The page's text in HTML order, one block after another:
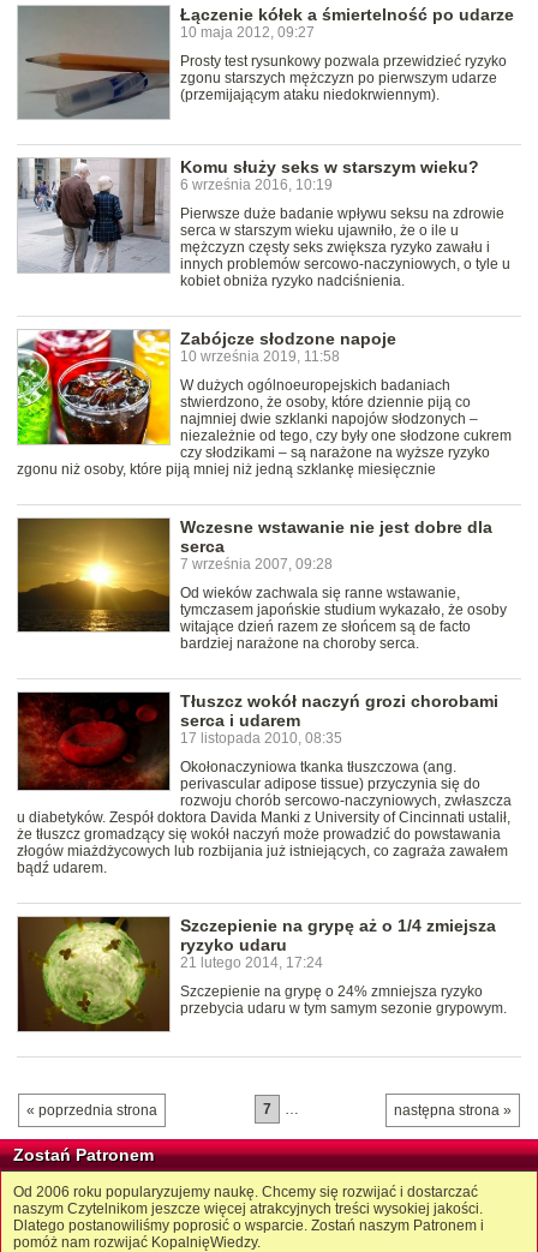
Łączenie kółek a śmiertelność po udarze
10 maja 2012, 09:27
Prosty test rysunkowy pozwala przewidzieć ryzyko
zgonu starszych mężczyzn po pierwszym udarze
(przemijającym ataku niedokrwiennym).
Komu służy seks w starszym wieku?
6 września 2016, 10:19
Pierwsze duże badanie wpływu seksu na zdrowie
serca w starszym wieku ujawniło, że o ile u
mężczyzn częsty seks zwiększa ryzyko zawału i
innych problemów sercowo-naczyniowych, o tyle u
kobiet obniża ryzyko nadciśnienia.
Zabójcze słodzone napoje
10 września 2019, 11:58
W dużych ogólnoeuropejskich badaniach
stwierdzono, że osoby, które dziennie piją co
najmniej dwie szklanki napojów słodzonych –
niezależnie od tego, czy były one słodzone cukrem
czy słodzikami – są narażone na wyższe ryzyko
zgonu niż osoby, które piją mniej niż jedną szklankę miesięcznie
Wczesne wstawanie nie jest dobre dla
serca
7 września 2007, 09:28
Od wieków zachwala się ranne wstawanie,
tymczasem japońskie studium wykazało, że osoby
witające dzień razem ze słońcem są de facto
bardziej narażone na choroby serca.
Tłuszcz wokół naczyń grozi chorobami
serca i udarem
17 listopada 2010, 08:35
Okołonaczyniowa tkanka tłuszczowa (ang.
perivascular adipose tissue) przyczynia się do
rozwoju chorób sercowo-naczyniowych, zwłaszcza
u diabetyków. Zespół doktora Davida Manki z University of Cincinnati ustalił,
że tłuszcz gromadzący się wokół naczyń może prowadzić do powstawania
złogów miażdżycowych lub rozbijania już istniejących, co zagraża zawałem
bądź udarem.
Szczepienie na grypę aż o 1/4 zmiejsza
ryzyko udaru
21 lutego 2014, 17:24
Szczepienie na grypę o 24% zmniejsza ryzyko
przebycia udaru w tym samym sezonie grypowym.
« poprzednia strona następna strona »
7
Zostań Patronem
Od 2006 roku popularyzujemy naukę. Chcemy się rozwijać i dostarczać
naszym Czytelnikom jeszcze więcej atrakcyjnych treści wysokiej jakości.
Dlatego postanowiliśmy poprosić o wsparcie. Zostań naszym Patronem i
pomóż nam rozwijać KopalnięWiedzy.